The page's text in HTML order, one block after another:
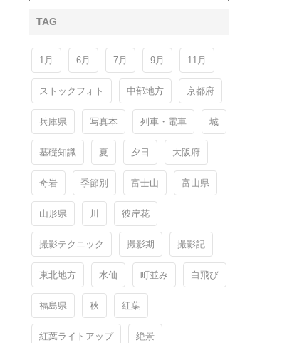
TAG
1月 6月 7月 9月 11月
ストックフォト 中部地方 京都府
兵庫県 写真本 列車・電車 城
基礎知識 夏 夕日 大阪府
奇岩 季節別 富士山 富山県
山形県 川 彼岸花
撮影テクニック 撮影期 撮影記
東北地方 水仙 町並み 白飛び
福島県 秋 紅葉
紅葉ライトアップ 絶景